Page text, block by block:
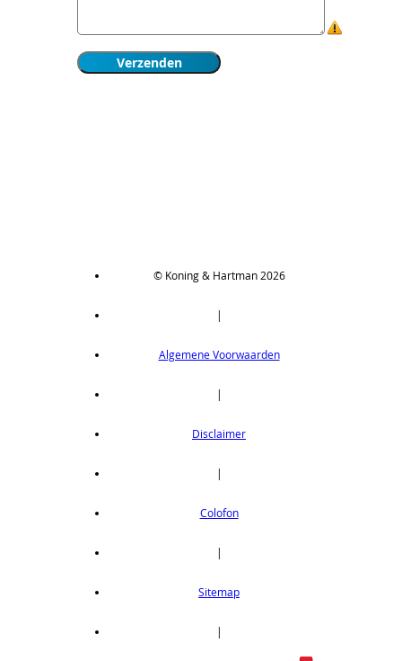
© Koning & Hartman 2026
|
Algemene Voorwaarden
|
Disclaimer
|
Colofon
|
Sitemap
|